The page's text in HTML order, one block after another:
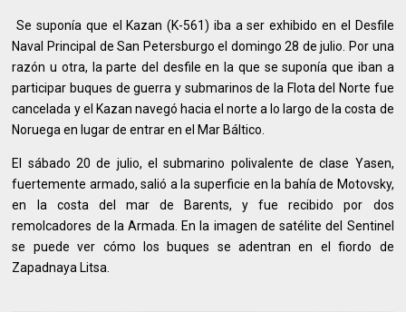
Se suponía que el Kazan (K-561) iba a ser exhibido en el Desfile
Naval Principal de San Petersburgo el domingo 28 de julio. Por una
razón u otra, la parte del desfile en la que se suponía que iban a
participar buques de guerra y submarinos de la Flota del Norte fue
cancelada y el Kazan navegó hacia el norte a lo largo de la costa de
Noruega en lugar de entrar en el Mar Báltico.
El sábado 20 de julio, el submarino polivalente de clase Yasen,
fuertemente armado, salió a la superficie en la bahía de Motovsky,
en la costa del mar de Barents, y fue recibido por dos
remolcadores de la Armada. En la imagen de satélite del Sentinel
se puede ver cómo los buques se adentran en el fiordo de
Zapadnaya Litsa.